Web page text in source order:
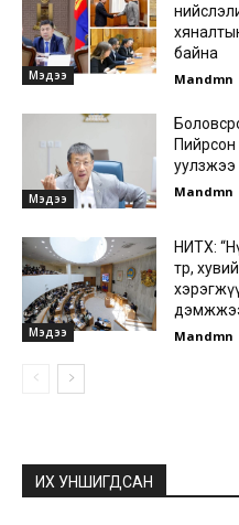
Мэдээ
байна
Mandmn
Мэдээ
уулзжээ
Mandmn
Мэдээ
НИТХ:
төр,
Mandmn
ИХ УНШИГДСАН